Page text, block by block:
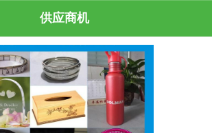
供应商机